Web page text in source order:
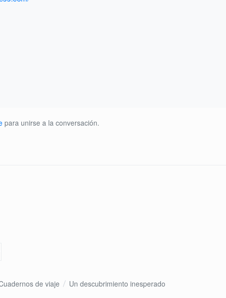
para unirse a la conversación.
de viaje Un descubrimiento inesperado